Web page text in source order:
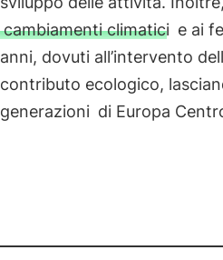
cambiamenti climatici e ai
anni, dovuti all’intervento
contributo ecologico,
generazioni di Europa